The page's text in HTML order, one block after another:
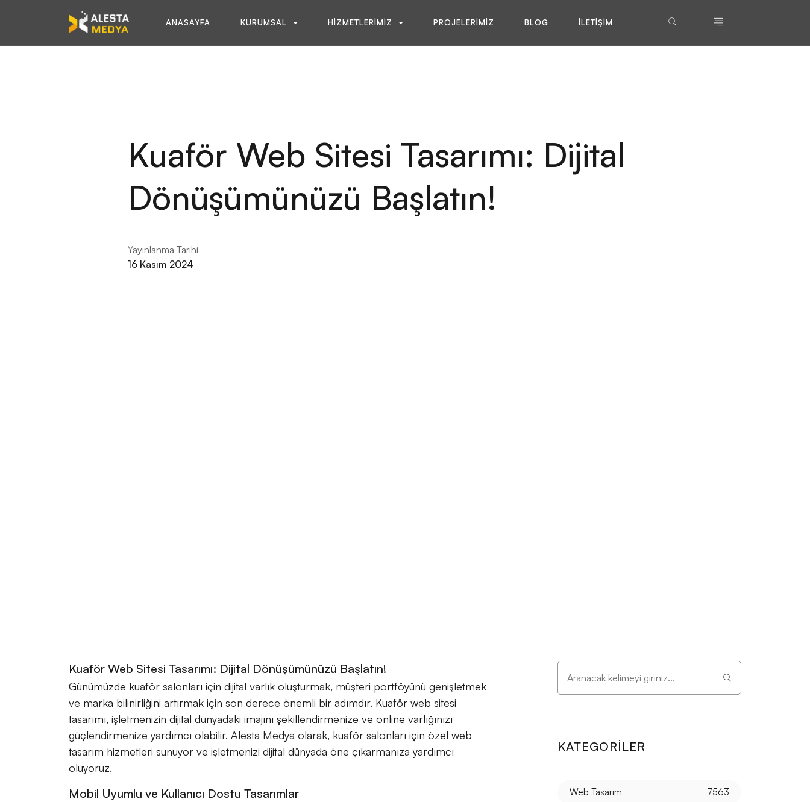
ANASAYFA KURUMSAL HIZMETLERIMIZ PROJELERIMIZ BLOG İLETIŞIM
Kuaför Web Sitesi Tasarımı: Dijital
Dönüşümünüzü Başlatın!
Yayınlanma Tarihi
16 Kasım 2024
Kuaför Web Sitesi Tasarımı: Dijital Dönüşümünüzü Başlatın!
Günümüzde kuaför salonları için dijital varlık oluşturmak, müşteri portföyünü genişletmek
ve marka bilinirliğini artırmak için son derece önemli bir adımdır. Kuaför web sitesi
tasarımı, işletmenizin dijital dünyadaki imajını şekillendirmenize ve online varlığınızı
güçlendirmenize yardımcı olabilir. Alesta Medya olarak, kuaför salonları için özel web
tasarım hizmetleri sunuyor ve işletmenizi dijital dünyada öne çıkarmanıza yardımcı
oluyoruz.
Mobil Uyumlu ve Kullanıcı Dostu Tasarımlar
KATEGORILER
Web Tasarım 7563